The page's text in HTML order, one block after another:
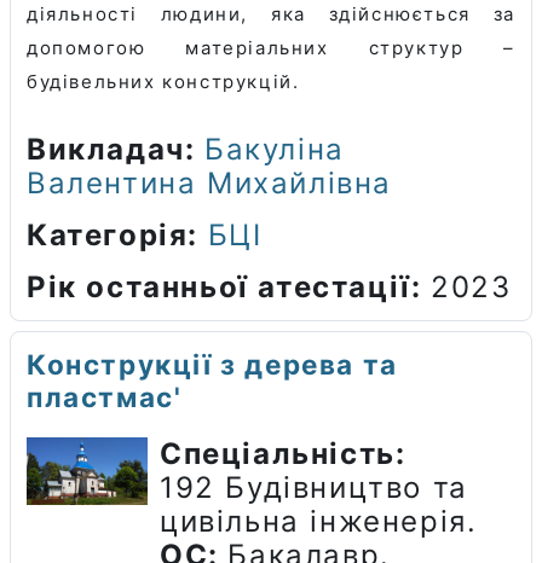
діяльності людини, яка здійснюється за
допомогою матеріальних структур –
будівельних конструкцій.
Викладач: Бакуліна
Валентина Михайлівна
Категорія: БЦІ
Рік останньої атестації: 2023
Конструкції з дерева та
пластмас'
Спеціальність:
192 Будівництво та
цивільна інженерія.
ОС: Бакалавр.